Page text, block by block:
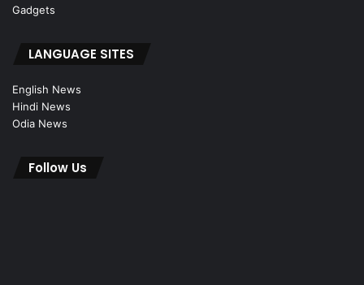
Gadgets
LANGUAGE SITES
English News
Hindi News
Odia News
Follow Us